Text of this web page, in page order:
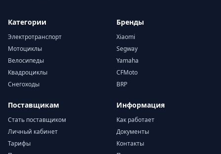
Категории
Электротранспорт
Мотоциклы
Велосипеды
Квадроциклы
Снегоходы
Бренды
Xiaomi
Segway
Yamaha
CFMoto
BRP
Поставщикам
Стать поставщиком
Личный кабинет
Тарифы
Информация
Как работает
Документы
Контакты